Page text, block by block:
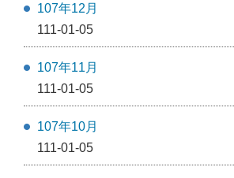
107年12月
111-01-05
107年11月
111-01-05
107年10月
111-01-05